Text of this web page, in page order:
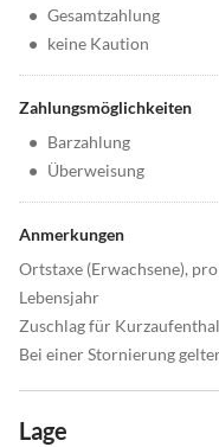
• Gesamtzahlung
• keine Kaution
Zahlungsmöglichkeiten
• Barzahlung
• Überweisung
Anmerkungen
Ortstaxe (Erwachsene),
Lebensjahr
Zuschlag für
Bei einer Stornierung
Lage